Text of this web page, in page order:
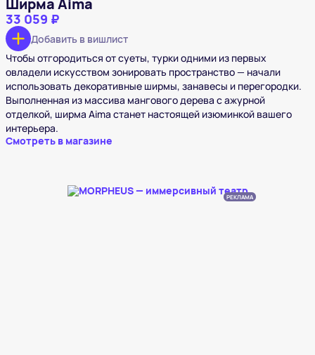
Ширма Aima
33 059 ₽
Добавить в вишлист
Чтобы отгородиться от суеты, турки одними из первых
овладели искусством зонировать пространство — начали
использовать декоративные ширмы, занавесы и перегородки.
Выполненная из массива мангового дерева с ажурной
отделкой, ширма Aima станет настоящей изюминкой вашего
интерьера.
Смотреть в магазине
РЕКЛАМА